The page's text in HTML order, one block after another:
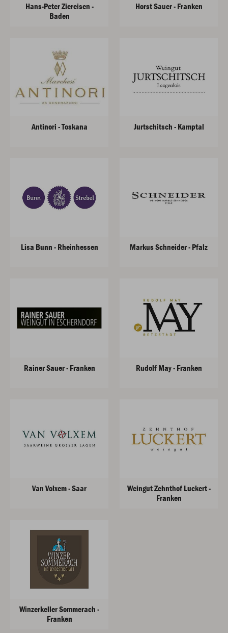
Hans-Peter Ziereisen -
Baden
Horst Sauer - Franken
Antinori - Toskana Jurtschitsch - Kamptal
Lisa Bunn - Rheinhessen Markus Schneider - Pfalz
Rainer Sauer - Franken Rudolf May - Franken
Van Volxem - Saar
Weingut Zehnthof Luckert -
Franken
Winzerkeller Sommerach -
Franken